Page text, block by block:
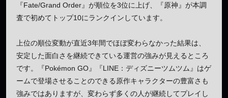
『Fate/Grand Order』が順位を3位に上げ、『原神』が本調
査で初めてトップ10にランクインしています。
上位の順位変動が直近3年間でほぼ変わらなかった結果は、
安定した面白さを継続できている運営の強みが見えるところ
です。『Pokémon GO』『LINE：ディズニーツムツム』はゲ
ームで登場させることのできる原作キャラクターの豊富さも
強みではありますが、変わらず多くの人が継続してプレイし